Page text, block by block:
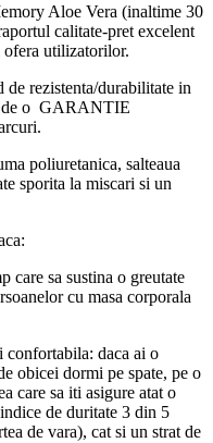
Aloe Vera (inaltime 30
calitate-pret excelent
utilizatorilor.
de rezistenta/durabilitate in
de o GARANTIE
poliuretanica, salteaua
sporita la miscari si un
care sa sustina o greutate
cu masa corporala
confortabila: daca ai o
obicei dormi pe spate, pe o
care sa iti asigure atat o
de duritate 3 din 5
de vara), cat si un strat de